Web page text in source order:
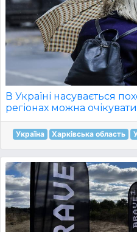
В Україні насувається
регіонах можна
Україна Харківська область